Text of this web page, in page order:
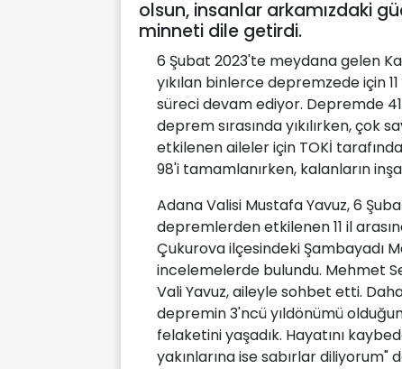
olsun, insanlar arkamızdaki
minneti dile getirdi.
6 Şubat 2023'te meydana gelen
yıkılan binlerce depremzede için
süreci devam ediyor. Depremde
deprem sırasında yıkılırken, çok
etkilenen aileler için TOKİ
98'i tamamlanırken, kalanların
Adana Valisi Mustafa Yavuz, 6
depremlerden etkilenen 11 il
Çukurova ilçesindeki Şambayadı
incelemelerde bulundu. Mehmet
Vali Yavuz, aileyle sohbet etti.
depremin 3'ncü yıldönümü
felaketini yaşadık. Hayatını
yakınlarına ise sabırlar diliyorum"